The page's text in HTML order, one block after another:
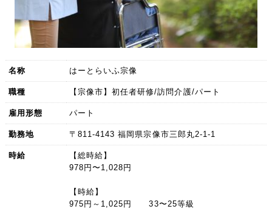
名称 はーとらいふ宗像
職種 【宗像市】初任者研修/訪問介護/パート
雇用形態 パート
勤務地 〒811-4143 福岡県宗像市三郎丸2-1-1
時給
【総時給】
978円〜1,028円
【時給】
975円～1,025円 33〜25等級